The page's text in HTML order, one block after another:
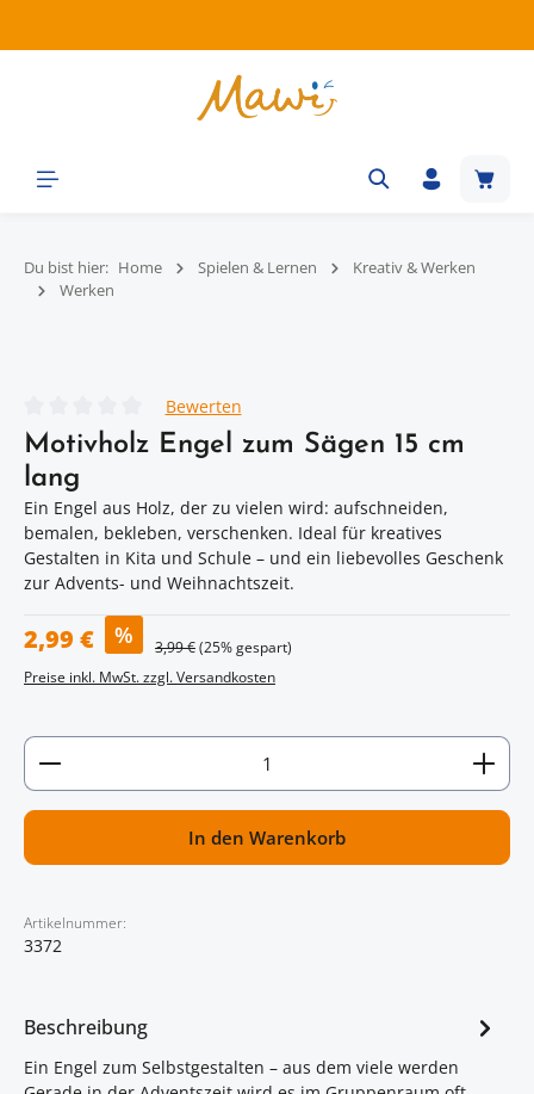
Du bist hier: Home Spielen & Lernen
Kreativ & Werken
Werken
Durchschnittliche Bewertung von 0 von 5 Sternen
Bewerten
Motivholz Engel zum Sägen 15 cm
lang
Ein Engel aus Holz, der zu vielen wird: aufschneiden,
bemalen, bekleben, verschenken. Ideal für kreatives
Gestalten in Kita und Schule – und ein liebevolles Geschenk
zur Advents- und Weihnachtszeit.
Verkaufspreis:
2,99 € % Regulärer Preis:
3,99 €(25% gespart)
Preise inkl. MwSt. zzgl. Versandkosten
Artikel Anzahl: Gib den gewünschten Wert ein
In den Warenkorb
Artikelnummer:
3372
Beschreibung
Ein Engel zum Selbstgestalten – aus dem viele werden